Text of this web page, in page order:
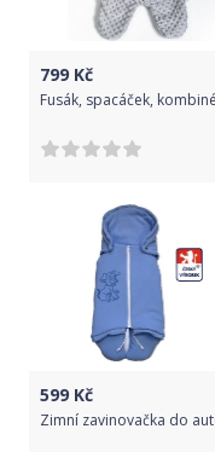
799 Kč
599 Kč